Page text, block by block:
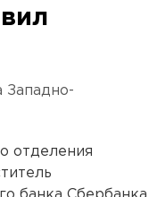
Западно-
отделения